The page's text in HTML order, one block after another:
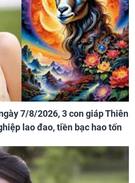
7/8/2026, 3 con giáp Thiên
lao đao, tiền bạc hao tốn